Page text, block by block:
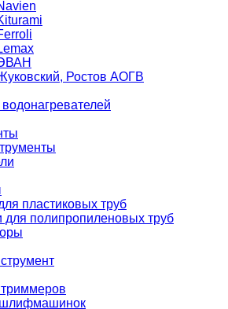
Ростов АОГВ
пластиковых труб
для полипропиленовых труб
шлифмашинок